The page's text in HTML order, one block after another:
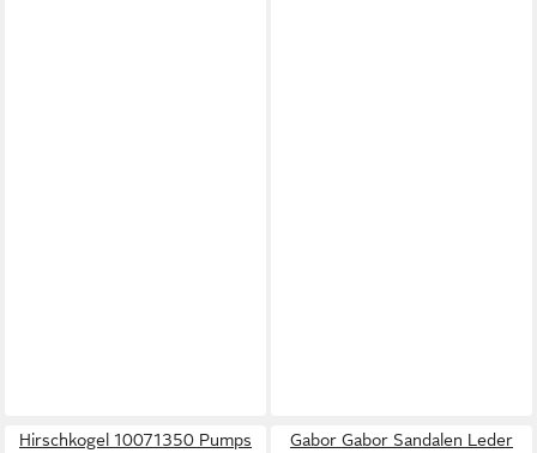
Hirschkogel 10071350 Pumps
Gabor Gabor Sandalen Leder